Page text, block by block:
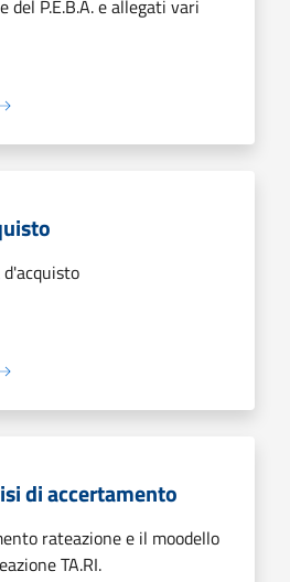
del P.E.B.A. e allegati vari
di accertamento
rateazione e il moodello
TA.RI.